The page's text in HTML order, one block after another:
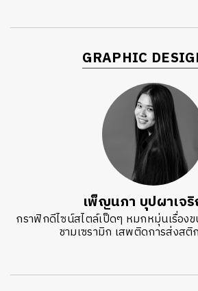
GRAPHIC
เพ็ญนภา บุปผาเจ
กราฟิกดีไซน์สไตล์เป็ดๆ หมกหมุ่นเรื่อง
ชามเซรามิก เสพติดการส่งสติ